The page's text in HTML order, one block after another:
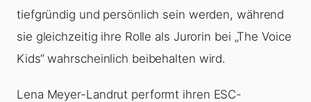
tiefgründig und persönlich sein werden, während
sie gleichzeitig ihre Rolle als Jurorin bei „The Voice
Kids“ wahrscheinlich beibehalten wird.
Lena Meyer-Landrut performt ihren ESC-